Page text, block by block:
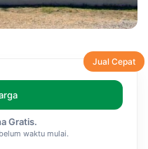
Jual Cepat
Gratis.
waktu mulai.